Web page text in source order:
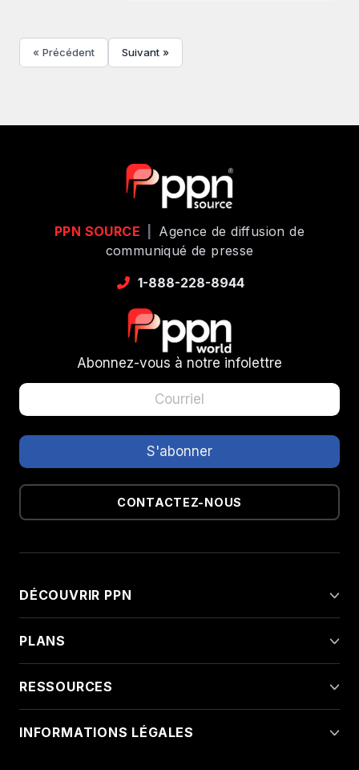
« Précédent Suivant »
PPN SOURCE
Agence de diffusion de
communiqué de presse
1-888-228-8944
Abonnez-vous à notre infolettre
CONTACTEZ-NOUS
DÉCOUVRIR PPN
PLANS
RESSOURCES
INFORMATIONS LÉGALES